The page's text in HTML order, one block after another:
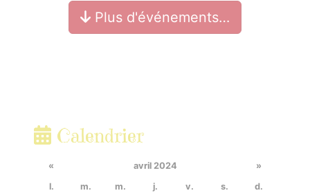
Plus d'événements…
Calendrier
« avril 2024
»
l.
m. m. j. v. s. d.